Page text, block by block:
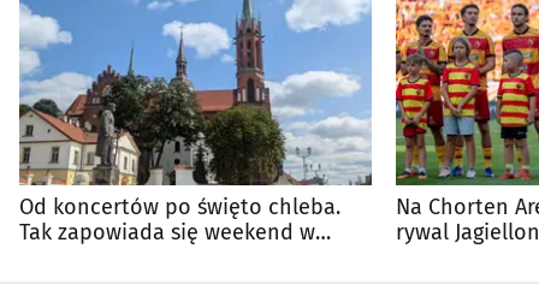
Od koncertów po święto chleba.
Tak zapowiada się weekend w
Na Chorten
rywal